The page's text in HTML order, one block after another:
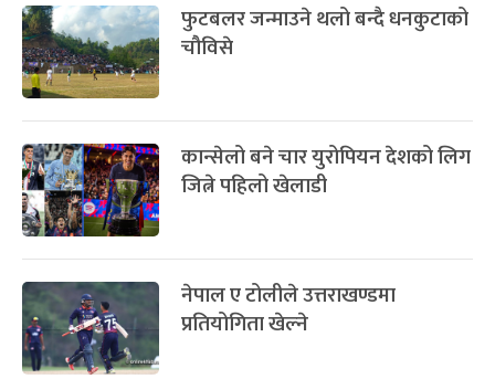
फुटबलर जन्माउने थलो बन्दै धनकुटाको
चौविसे
कान्सेलो बने चार युरोपियन देशको लिग
जित्ने पहिलो खेलाडी
नेपाल ए टोलीले उत्तराखण्डमा
प्रतियोगिता खेल्ने